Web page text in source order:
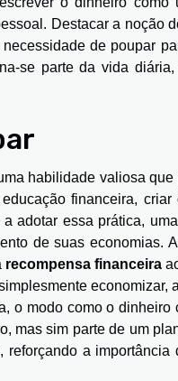
Destacar a noção
de poupar
se parte da vida
habilidade valiosa
financeira, criar
adotar essa prática,
de suas economias.
recompensa financeira
economizar,
o modo como o dinheiro
mas sim parte de um
a importância